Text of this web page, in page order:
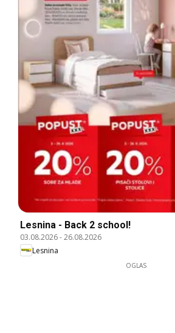
Lesnina - Back 2 school!
03.08.2026-26.08.2026
Lesnina
OGLAS